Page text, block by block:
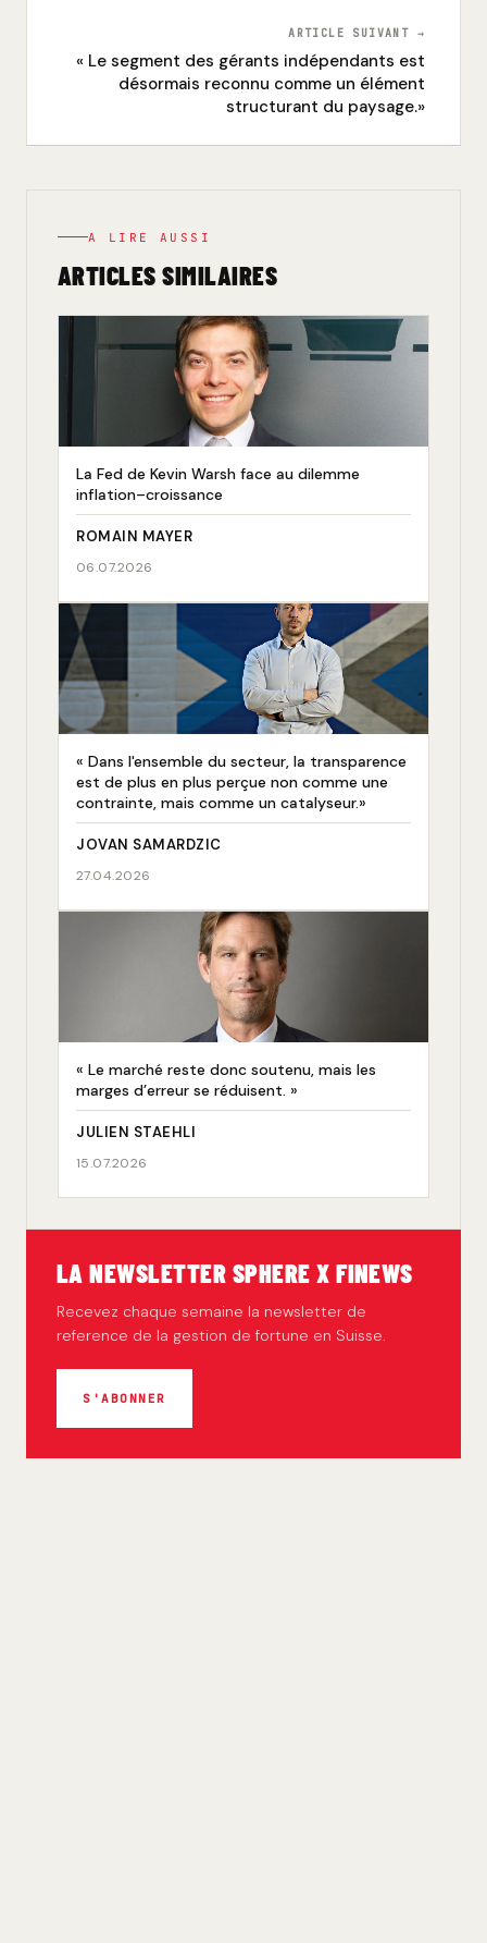
ARTICLE SUIVANT →
« Le segment des gérants indépendants est
désormais reconnu comme un élément
structurant du paysage.»
A LIRE AUSSI
ARTICLES SIMILAIRES
La Fed de Kevin Warsh face au dilemme
inflation–croissance
ROMAIN MAYER
06.07.2026
« Dans l'ensemble du secteur, la transparence
est de plus en plus perçue non comme une
contrainte, mais comme un catalyseur.»
JOVAN SAMARDZIC
27.04.2026
« Le marché reste donc soutenu, mais les
marges d’erreur se réduisent. »
JULIEN STAEHLI
15.07.2026
LA NEWSLETTER SPHERE X FINEWS
Recevez chaque semaine la newsletter de
reference de la gestion de fortune en Suisse.
S'ABONNER